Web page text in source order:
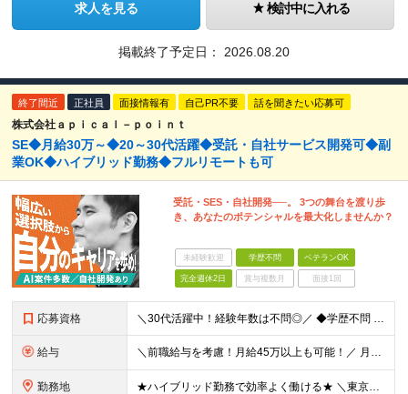
求人を見る 検討中に入れる
掲載終了予定日： 2026.08.20
終了間近 正社員 面接情報有 自己PR不要 話を聞きたい応募可
株式会社ａｐｉｃａｌ－ｐｏｉｎｔ
SE◆月給30万～◆20～30代活躍◆受託・自社サービス開発可◆副
業OK◆ハイブリッド勤務◆フルリモートも可
受託・SES・自社開発──。 3つの舞台を渡り歩
き、あなたのポテンシャルを最大化しませんか？
未経験歓迎 学歴不問 ベテランOK
完全週休2日 賞与複数月 面接1回
応募資格 ＼30代活躍中！経験年数は不問◎／ ◆学歴不問 ◆何らかのプログラミング・システム開発経験をお持ちの方 ＜こんな方をお待ちしております！＞ ◎幅広い技術領域に挑戦し、スキルの幅を広げたい方 ◎AI・
給与 ＼前職給与を考慮！月給45万以上も可能！／ 月給30万円～80万円＋賞与（業績による） ※スキルや経験により決定いたします ※固定残業代（月30時間分／5万5102円～）を含みます。超過分は別途支給
勤務地 ★ハイブリッド勤務で効率よく働ける★ ＼東京・大阪で採用実施中！大阪本社！／ 東京もしくは大阪の顧客先、もしくは当社オフィスにて勤務いただきます。 【本社】 大阪府大阪市中央区高麗橋2-2-7 東栄